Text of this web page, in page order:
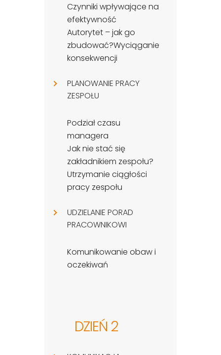
Czynniki wpływające na
efektywność
Autorytet – jak go
zbudować?Wyciąganie
konsekwencji
PLANOWANIE PRACY
ZESPOŁU
Podział czasu
managera
Jak nie stać się
zakładnikiem zespołu?
Utrzymanie ciągłości
pracy zespołu
UDZIELANIE PORAD
PRACOWNIKOWI
Komunikowanie obaw i
oczekiwań
DZIEŃ 2